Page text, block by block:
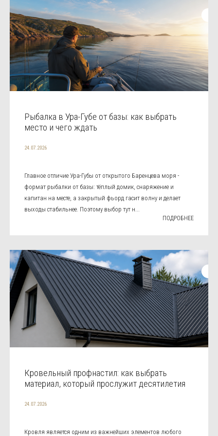
Рыбалка в Ура-Губе от базы: как выбрать
место и чего ждать
24.07.2026
Главное отличие Ура-Губы от открытого Баренцева моря -
формат рыбалки от базы: тёплый домик, снаряжение и
капитан на месте, а закрытый фьорд гасит волну и делает
выходы стабильнее. Поэтому выбор тут н...
ПОДРОБНЕЕ
Кровельный профнастил: как выбрать
материал, который прослужит десятилетия
24.07.2026
Кровля является одним из важнейших элементов любого